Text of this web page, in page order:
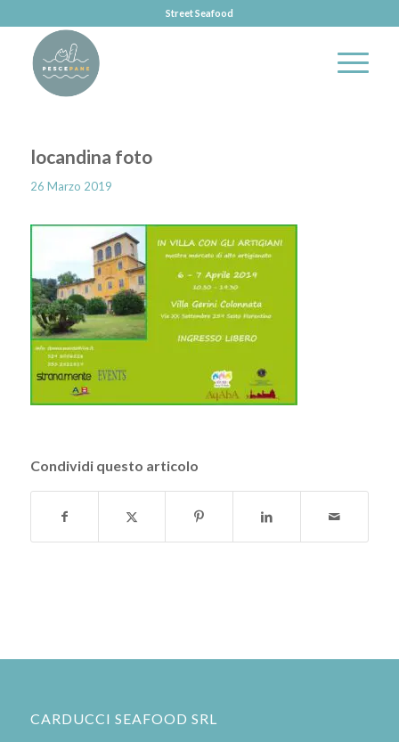
Street Seafood
locandina foto
26 Marzo 2019
Condividi questo articolo
CARDUCCI SEAFOOD SRL